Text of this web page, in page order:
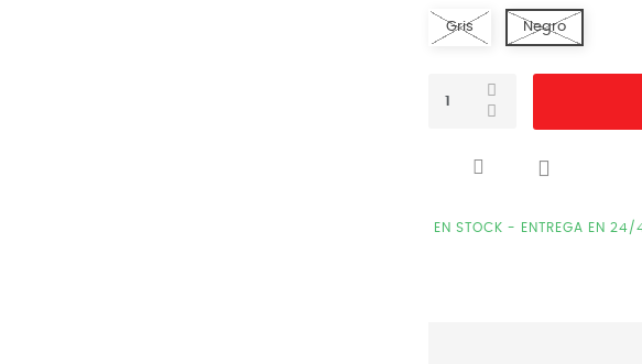
Gris Negro

EN STOCK - ENTREGA EN 24/